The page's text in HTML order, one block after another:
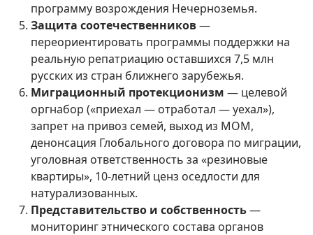
программу возрождения Нечерноземья.
Защита соотечественников—
переориентировать программы поддержки на
реальную репатриацию оставшихся 7,5 млн
русских из стран ближнего зарубежья.
Миграционный протекционизм — целевой
оргнабор («приехал — отработал — уехал»),
запрет на привоз семей, выход из МОМ,
денонсация Глобального договора по миграции,
уголовная ответственность за «резиновые
квартиры», 10-летний ценз оседлости для
натурализованных.
Представительство и собственность—
мониторинг этнического состава органов